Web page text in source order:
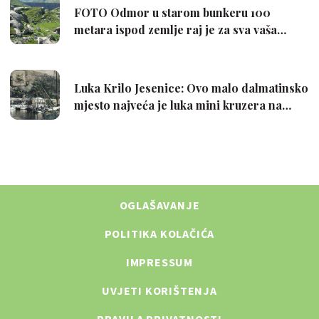
OGLAŠAVANJE
POLITIKA KOLAČIĆA
IMPRESSUM
UVJETI KORIŠTENJA